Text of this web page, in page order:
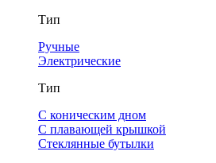
Тип
Ручные
Электрические
Тип
С коническим дном
С плавающей крышкой
Стеклянные бутылки